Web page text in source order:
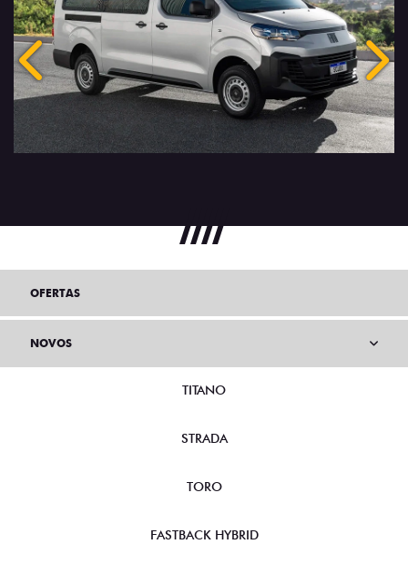
Anterior
OFERTAS
NOVOS
TITANO
STRADA
TORO
FASTBACK HYBRID